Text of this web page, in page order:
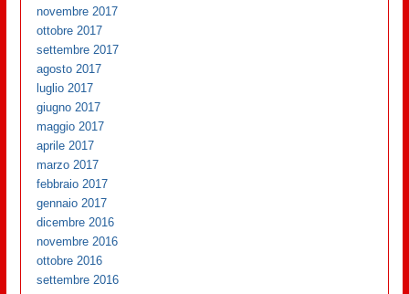
novembre 2017
ottobre 2017
settembre 2017
agosto 2017
luglio 2017
giugno 2017
maggio 2017
aprile 2017
marzo 2017
febbraio 2017
gennaio 2017
dicembre 2016
novembre 2016
ottobre 2016
settembre 2016